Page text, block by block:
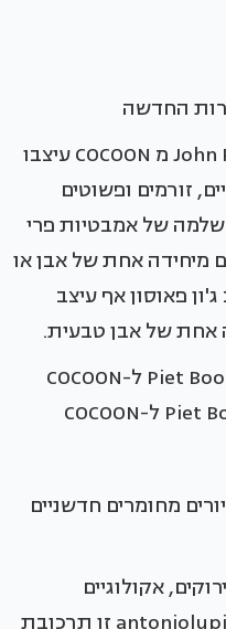
החדשה
המעצבים Piet Boon ו John Pawson מ COCOON עיצבו
זורמים ופשוטים
שלמה של אמבטיות פרי
מיחידה אחת של אבן או
פאוסון אף עיצב
אחת של אבן טבעית.
מחומרים חדשניים
אקולוגיים
ומתוחכמים. ליקוויד מטאל של antoniolupi זו תרכובת